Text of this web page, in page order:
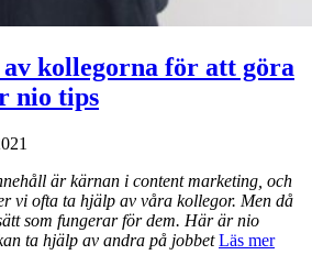
kollegorna för att göra
nio tips
är kärnan i content marketing, och
vi ofta ta hjälp av våra kollegor. Men då
som fungerar för dem. Här är nio
ta hjälp av andra på jobbet Läs mer